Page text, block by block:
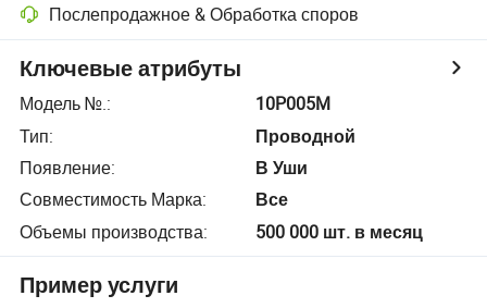
Послепродажное & Обработка споров
Ключевые атрибуты
Модель №.:
10P005M
Тип:
Проводной
Появление:
В Уши
Совместимость Марка:
Все
Объемы производства: 500 000 шт. в месяц
Пример услуги